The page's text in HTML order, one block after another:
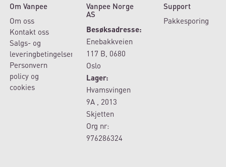
Om Vanpee
Om oss
Kontakt oss
Salgs- og
leveringbetingelser
Personvern
policy og
cookies
Vanpee Norge
AS
Besøksadresse:
Enebakkveien
117 B, 0680
Oslo
Lager:
Hvamsvingen
9A , 2013
Skjetten
Org nr:
976286324
Support
Pakkesporing